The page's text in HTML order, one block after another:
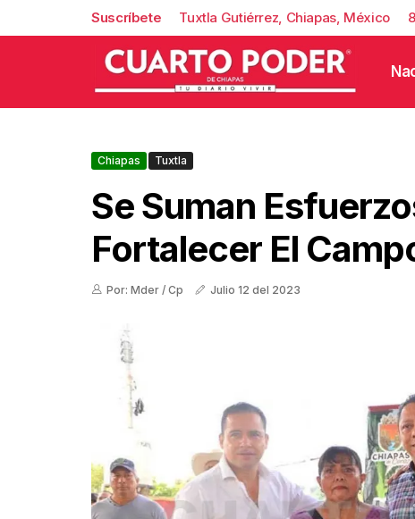
Suscríbete Tuxtla Gutiérrez, Chiapas, México
Chiapas Tuxtla
Se Suman
Fortalecer El
Por: Mder / Cp Julio 12 del 2023